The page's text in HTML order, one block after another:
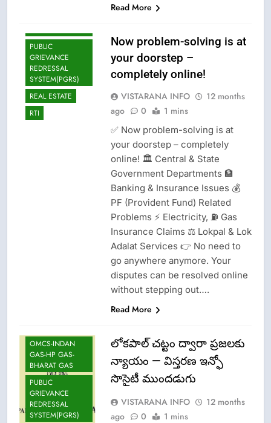
Read More
PUBLIC
GRIEVANCE
REDRESSAL
SYSTEM(PGRS)
REAL ESTATE
RTI
Now problem-solving is at
your doorstep –
completely online!
VISTARANA INFO
12 months
ago
0 1 mins
✅ Now problem-solving is at
your doorstep – completely
online! 🏛️ Central & State
Government Departments 🏦
Banking & Insurance Issues 💰
PF (Provident Fund) Related
Problems ⚡ Electricity, ⛽ Gas
Insurance Claims ⚖️ Lokpal & Lok
Adalat Services 👉 No need to
go anywhere anymore. Your
disputes can be resolved online
without stepping out….
Read More
OMCS-INDAN
GAS-HP GAS-
BHARAT GAS
PUBLIC
GRIEVANCE
REDRESSAL
SYSTEM(PGRS)
లోకపాల్ చట్టం ద్వారా ప్రజలకు
న్యాయం — విస్తరణ ఇన్ఫో
సొసైటీ ముందడుగు
VISTARANA INFO
12 months
ago
0 1 mins